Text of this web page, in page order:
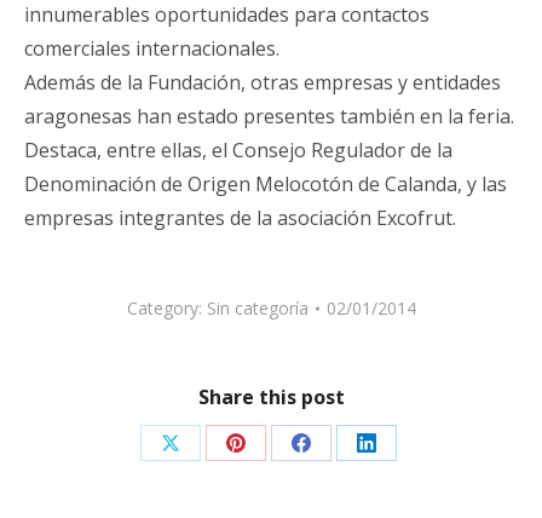
innumerables oportunidades para contactos
comerciales internacionales.
Además de la Fundación, otras empresas y entidades
aragonesas han estado presentes también en la feria.
Destaca, entre ellas, el Consejo Regulador de la
Denominación de Origen Melocotón de Calanda, y las
empresas integrantes de la asociación Excofrut.
Category: Sin categoría 02/01/2014
Share this post
Share Share Share Share